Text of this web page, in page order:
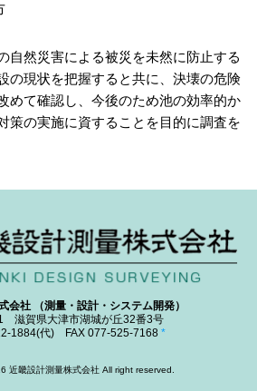
然災害による被災を未然に防止する
の現状を把握すると共に、決壊の危険
めて確認し、今後のため池の効率的か
策の実施に資することを目的に調査を
会社 （測量・設計・システム開発）
滋賀県大津市湖城が丘32番3号
1884(代) FAX 077-525-7168 *
近畿設計測量株式会社 All right reserved.